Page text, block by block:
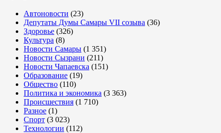
Автоновости (23)
Депутаты Думы Самары VII созыва (36)
Здоровье (326)
Культура (8)
Новости Самары (1 351)
Новости Сызрани (211)
Новости Чапаевска (151)
Образование (19)
Общество (110)
Политика и экономика (3 363)
Происшествия (1 710)
Разное (1)
Спорт (3 023)
Технологии (112)